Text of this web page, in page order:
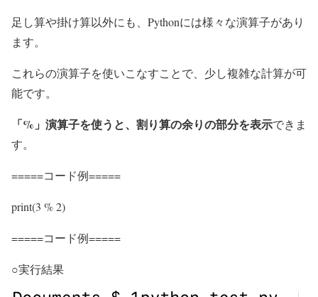
足し算や掛け算以外にも、Pythonには様々な演算子があり
ます。
これらの演算子を使いこなすことで、少し複雑な計算が可
能です。
「%」演算子を使うと、割り算の余りの部分を表示できま
す。
=====コード例=====
print(3 % 2)
=====コード例=====
○実行結果